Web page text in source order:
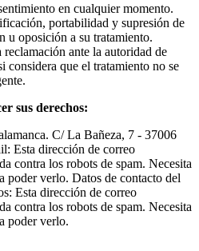
en cualquier momento.
portabilidad y supresión de
u oposición a su tratamiento.
reclamación ante la autoridad de
considera que el tratamiento no se
sus derechos:
C/ La Bañeza, 7 - 37006
Esta dirección de correo
contra los robots de spam. Necesita
poder verlo. Datos de contacto del
Esta dirección de correo
contra los robots de spam. Necesita
poder verlo.